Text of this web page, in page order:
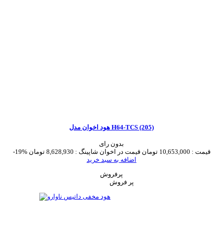
هود اخوان مدل H64-TCS (205)
بدون رای
-19%
قیمت : 10,653,000 تومان قیمت در اخوان شاپینگ : 8,628,930 تومان
اضافه به سبد خرید
پرفروش